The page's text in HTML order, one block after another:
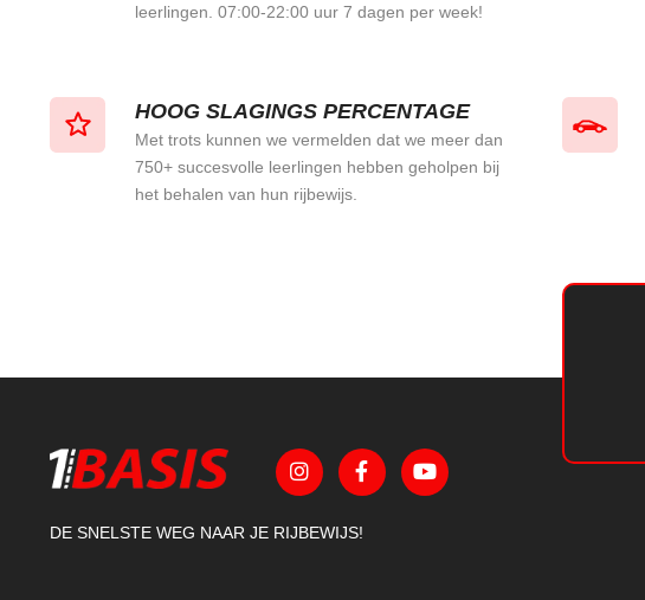
leerlingen. 07:00-22:00 uur 7 dagen per week!
HOOG SLAGINGS PERCENTAGE
Met trots kunnen we vermelden dat we meer dan
750+ succesvolle leerlingen hebben geholpen bij
het behalen van hun rijbewijs.
DE SNELSTE WEG NAAR JE RIJBEWIJS!